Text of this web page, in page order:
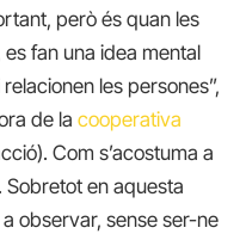
però és quan les
fan una idea mental
les persones”,
de la cooperativa
Com s’acostuma a
Sobretot en aquesta
observar, sense ser-ne